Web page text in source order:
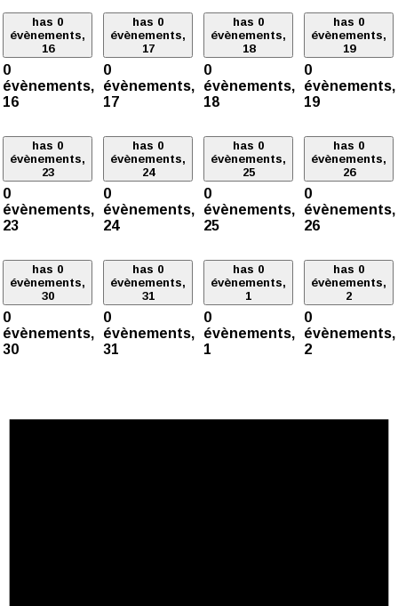
has 0
évènements,
16
0
évènements,
16
has 0
évènements,
17
0
évènements,
17
has 0
évènements,
18
0
évènements,
18
has 0
évènements,
19
0
évènements,
19
has 0
évènements,
23
0
évènements,
23
has 0
évènements,
24
0
évènements,
24
has 0
évènements,
25
0
évènements,
25
has 0
évènements,
26
0
évènements,
26
has 0
évènements,
30
0
évènements,
30
has 0
évènements,
31
0
évènements,
31
has 0
évènements,
1
0
évènements,
1
has 0
évènements,
2
0
évènements,
2